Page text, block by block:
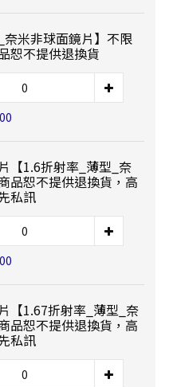
米非球面鏡片】不限
恕不提供退換貨
【1.6折射率_薄型_奈
品恕不提供退換貨，高
私訊
【1.67折射率_薄型_奈
品恕不提供退換貨，高
私訊